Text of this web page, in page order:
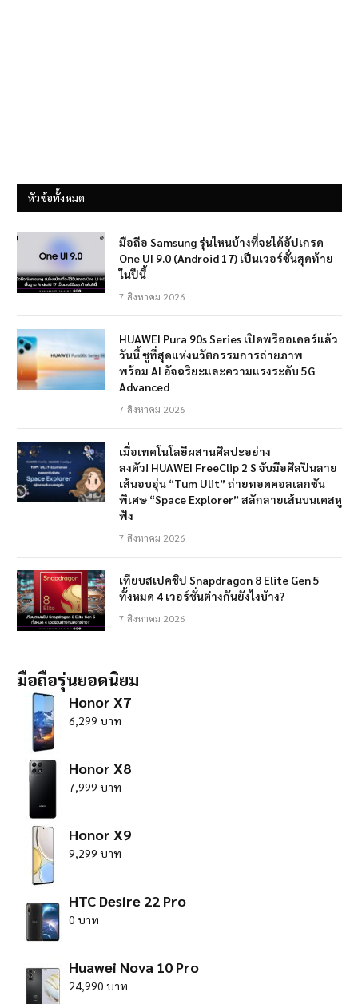
หัวข้อทั้งหมด
มือถือ Samsung รุ่นไหนบ้างที่จะได้อัปเกรด
One UI 9.0 (Android 17) เป็นเวอร์ชั่นสุดท้าย
ในปีนี้
7 สิงหาคม 2026
HUAWEI Pura 90s Series เปิดพรีออเดอร์แล้ว
วันนี้ ชูที่สุดแห่งนวัตกรรมการถ่ายภาพ
พร้อม AI อัจฉริยะและความแรงระดับ 5G
Advanced
7 สิงหาคม 2026
เมื่อเทคโนโลยีผสานศิลปะอย่าง
ลงตัว! HUAWEI FreeClip 2 S จับมือศิลปินลาย
เส้นอบอุ่น “Tum Ulit” ถ่ายทอดคอลเลกชัน
พิเศษ “Space Explorer” สลักลายเส้นบนเคสหู
ฟัง
7 สิงหาคม 2026
เทียบสเปคชิป Snapdragon 8 Elite Gen 5
ทั้งหมด 4 เวอร์ชั่นต่างกันยังไงบ้าง?
7 สิงหาคม 2026
มือถือรุ่นยอดนิยม
Honor X7
6,299 บาท
Honor X8
7,999 บาท
Honor X9
9,299 บาท
HTC Desire 22 Pro
0 บาท
Huawei Nova 10 Pro
24,990 บาท